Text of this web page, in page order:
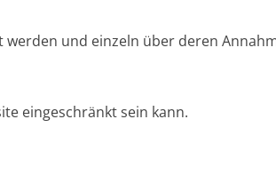
und einzeln über deren
eingeschränkt sein kann.